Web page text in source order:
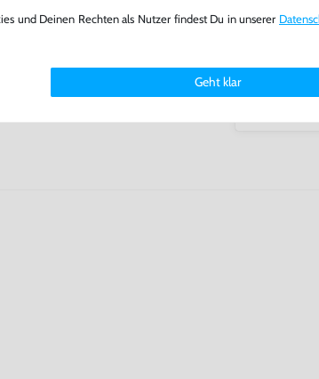
A post
und Deinen Rechten als Nutzer findest Du in unserer
Geht klar